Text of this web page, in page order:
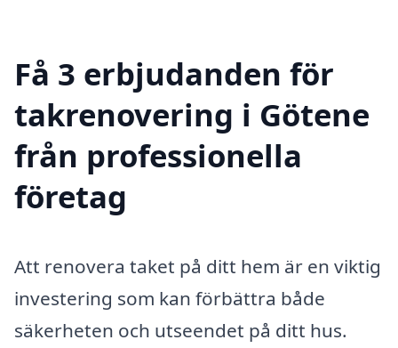
Få 3 erbjudanden för
takrenovering i Götene
från professionella
företag
Att renovera taket på ditt hem är en viktig
investering som kan förbättra både
säkerheten och utseendet på ditt hus.